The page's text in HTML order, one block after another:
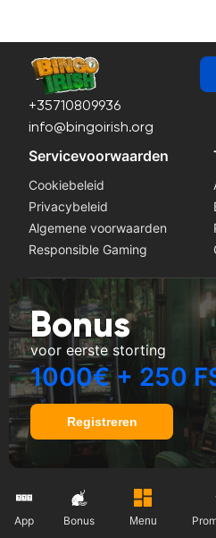
Bonus
voor eerste storting
1000€ + 250
Registreren
App Bonus Menu
+35710809936
info@bingoirish.org
Servicevoorwaarden
Cookiebeleid
Privacybeleid
Algemene voorwaarden
Responsible Gaming
Speel het veilig
Als u symptomen van
hulp bij een professional. Deze
gebruikers van 18 jaar en ouder.
All Rights Reserved.